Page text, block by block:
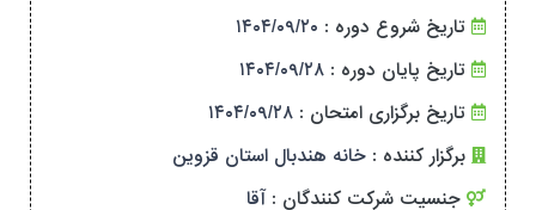
تاریخ شروع دوره : ۱۴۰۴/۰۹/۲۰
تاریخ پایان دوره : ۱۴۰۴/۰۹/۲۸
تاریخ برگزاری امتحان : ۱۴۰۴/۰۹/۲۸
برگزار کننده : خانه هندبال استان قزوین
جنسیت شرکت کنندگان : آقا